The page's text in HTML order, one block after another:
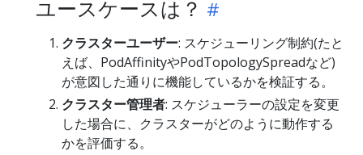
ユースケースは？
クラスターユーザー: スケジューリング制約(たと
えば、PodAffinityやPodTopologySpreadなど)
が意図した通りに機能しているかを検証する。
クラスター管理者: スケジューラーの設定を変更
した場合に、クラスターがどのように動作する
かを評価する。